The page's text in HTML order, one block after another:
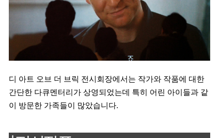
디 아트 오브 더 브릭 전시회장에서는 작가와 작품에 대한
간단한 다큐멘터리가 상영되었는데 특히 어린 아이들과 같
이 방문한 가족들이 많았습니다.